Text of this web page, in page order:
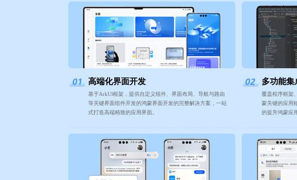
高端化界面开发
基于ArkUl框架，提供自定义组件、界面布局、导航与路由
等关键界面组件开发的鸿蒙界面开发的完整解决方案，一站
式打造高端精致的应用界面。
多功能集
覆盖程序框架
蒙关键的应用
的提升鸿蒙应